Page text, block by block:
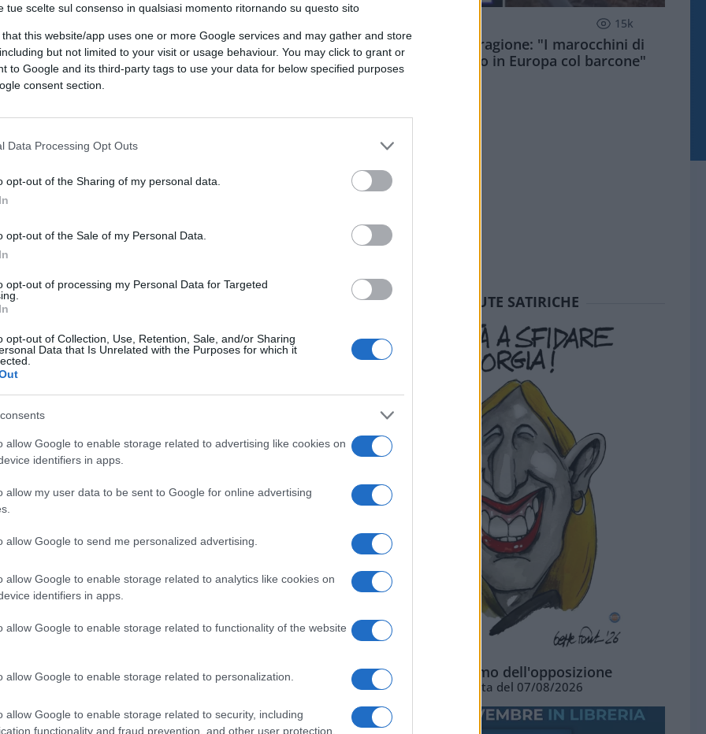
tue scelte sul consenso in qualsiasi momento ritornando su questo sito
that this website/app uses one or more Google services and may gather and store
but not limited to your visit or usage behaviour. You may click to grant or
to Google and its third-party tags to use your data for below specified purposes
consent section.
Data Processing Opt Outs
opt-out of the Sharing of my personal data.
opt-out of the Sale of my Personal Data.
opt-out of processing my Personal Data for Targeted
opt-out of Collection, Use, Retention, Sale, and/or Sharing
Data that Is Unrelated with the Purposes for which it
allow Google to enable storage related to advertising like cookies on
identifiers in apps.
allow my user data to be sent to Google for online advertising
allow Google to send me personalized advertising.
allow Google to enable storage related to analytics like cookies on
identifiers in apps.
allow Google to enable storage related to functionality of the website
allow Google to enable storage related to personalization.
allow Google to enable storage related to security, including
functionality and fraud prevention, and other user protection.
ma in realtà i missili iraniani qualche
che ha ucciso 8 soldati dell’Idf.
leggere, non ama Bibi, ma è più falco di
di Hamas. Dirò una cosa che non
anti israele con buona pace
non si può vietare con i prefetti.
scandalo politico: non lo è . Ma è uno
un chiodo.
su di giri, il Sole meno. Il giornale della
in Sicilia e poi relega il suo presidente
dopo.
85
15k
Meloni aveva ragione: "I marocchini di
Ceuta sbarcano in Europa col barcone"
SEDUTE SATIRICHE
L'ottimismo dell'opposizione
Vignetta del 07/08/2026